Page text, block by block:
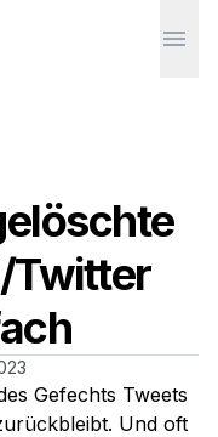
Twitter
Gefechts Tweets
Und oft